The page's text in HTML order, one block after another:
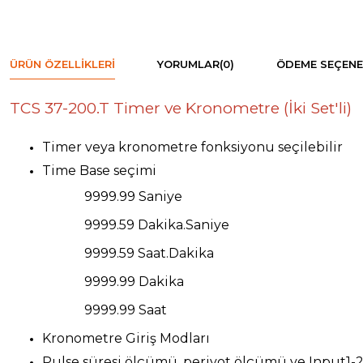
ÜRÜN ÖZELLIKLERI YORUMLAR(0) ÖDEME
TCS 37-200.T Timer ve Kronometre (İki Set'li)
Timer veya kronometre fonksiyonu seçilebilir
Time Base seçimi
9999.99 Saniye
9999.59 Dakika.Saniye
9999.59 Saat.Dakika
9999.99 Dakika
9999.99 Saat
Kronometre Giriş Modları